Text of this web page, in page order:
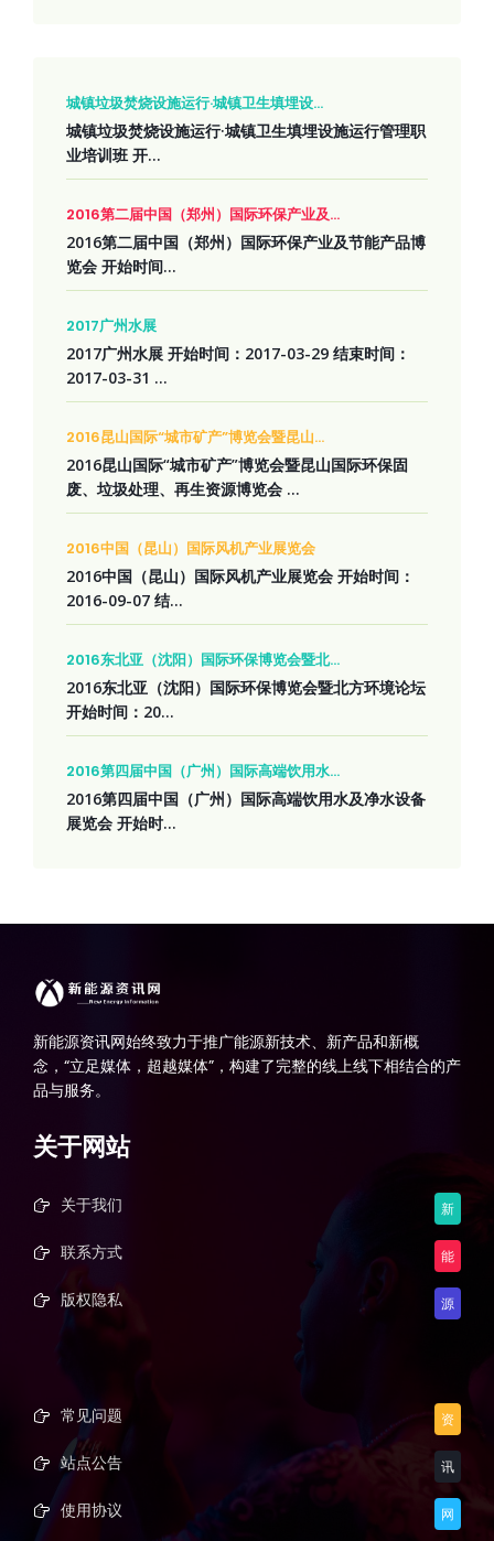
城镇垃圾焚烧设施运行·城镇卫生填埋设...
城镇垃圾焚烧设施运行·城镇卫生填埋设施运行管理职
业培训班 开...
2016第二届中国（郑州）国际环保产业及...
2016第二届中国（郑州）国际环保产业及节能产品博
览会 开始时间...
2017广州水展
2017广州水展 开始时间：2017-03-29 结束时间：
2017-03-31 ...
2016昆山国际“城市矿产”博览会暨昆山...
2016昆山国际“城市矿产”博览会暨昆山国际环保固
废、垃圾处理、再生资源博览会 ...
2016中国（昆山）国际风机产业展览会
2016中国（昆山）国际风机产业展览会 开始时间：
2016-09-07 结...
2016东北亚（沈阳）国际环保博览会暨北...
2016东北亚（沈阳）国际环保博览会暨北方环境论坛
开始时间：20...
2016第四届中国（广州）国际高端饮用水...
2016第四届中国（广州）国际高端饮用水及净水设备
展览会 开始时...
新能源资讯网始终致力于推广能源新技术、新产品和新概
念，“立足媒体，超越媒体”，构建了完整的线上线下相结合的产
品与服务。
关于网站
关于我们 新
联系方式 能
版权隐私 源
常见问题 资
站点公告 讯
使用协议 网